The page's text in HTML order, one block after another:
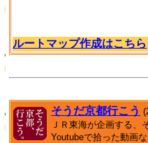
ルートマップ作成はこちら
そうだ京都行こう
ＪＲ東海が企画する、
Youtubeで拾った動画